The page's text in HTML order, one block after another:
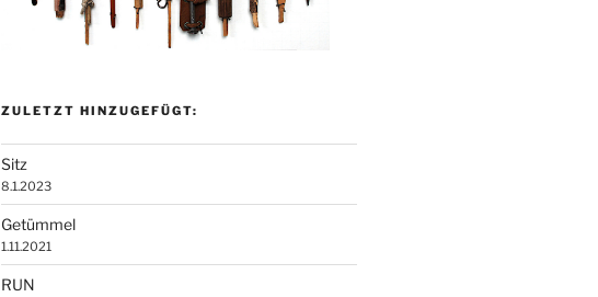
ZULETZT HINZUGEFÜGT:
Sitz
8.1.2023
Getümmel
1.11.2021
RUN